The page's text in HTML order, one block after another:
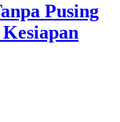
Pusing